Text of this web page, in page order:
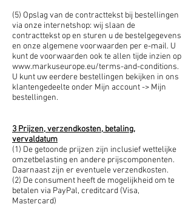
(5) Opslag van de contracttekst bij bestellingen
via onze internetshop: wij slaan de
contracttekst op en sturen u de bestelgegevens
en onze algemene voorwaarden per e-mail. U
kunt de voorwaarden ook te allen tijde inzien op
www.markuseurope.eu/terms-and-conditions.
U kunt uw eerdere bestellingen bekijken in ons
klantengedeelte onder Mijn account -> Mijn
bestellingen.
3 Prijzen, verzendkosten, betaling,
vervaldatum
(1) De getoonde prijzen zijn inclusief wettelijke
omzetbelasting en andere prijscomponenten.
Daarnaast zijn er eventuele verzendkosten.
(2) De consument heeft de mogelijkheid om te
betalen via PayPal, creditcard (Visa,
Mastercard)